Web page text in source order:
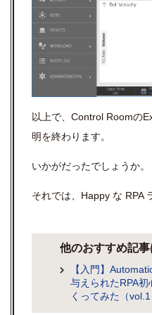
以上で、Control Roomの
明を終わります。
いかがだったでしょうか。
それでは、Happy な RPA
他のおすすめ記事
【入門】
与えられたRPA
くってみた（vol.1